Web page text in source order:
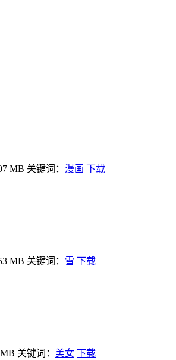
MB 关键词： 漫画 下载
MB 关键词： 雪 下载
关键词： 美女 下载